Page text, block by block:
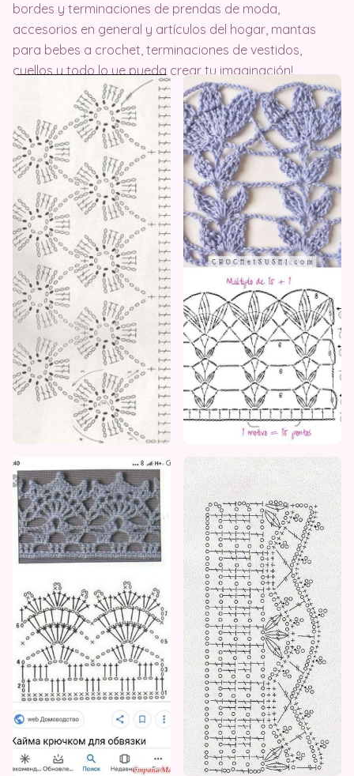
bordes y terminaciones de prendas de moda,
accesorios en general y artículos del hogar, mantas
para bebes a crochet, terminaciones de vestidos,
cuellos y todo lo ue pueda crear tu imaginación!